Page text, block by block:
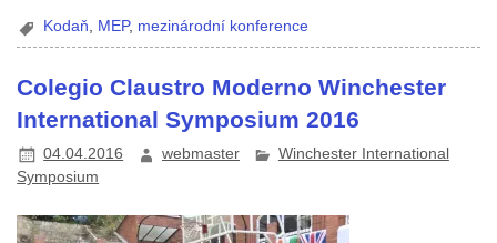
Kodaň, MEP, mezinárodní konference
Colegio Claustro Moderno Winchester
International Symposium 2016
04.04.2016 webmaster
Winchester International
Symposium